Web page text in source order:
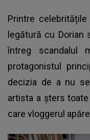
Printre
legătură cu Dorian
întreg scandalul
protagonistul
decizia de a nu
artista a șters
care vloggerul